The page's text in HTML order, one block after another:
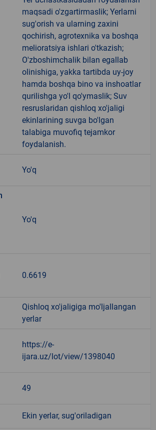
maqsadi o'zgartirmaslik; Yerlarni
sug'orish va ularning zaxini
qochirish, agrotexnika va boshqa
melioratsiya ishlari o'tkazish;
O'zboshimchalik bilan egallab
olinishiga, yakka tartibda uy-joy
hamda boshqa bino va inshoatlar
qurilishga yo'l qo'ymaslik; Suv
resruslaridan qishloq xo'jaligi
ekinlarining suvga bo'lgan
talabiga muvofiq tejamkor
foydalanish.
Yo'q
Yo'q
0.6619
Qishloq xo'jaligiga mo'ljallangan
yerlar
https://e-
ijara.uz/lot/view/1398040
49
Ekin yerlar, sug'oriladigan